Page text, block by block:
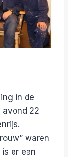
in de
avond 22
waren
er een